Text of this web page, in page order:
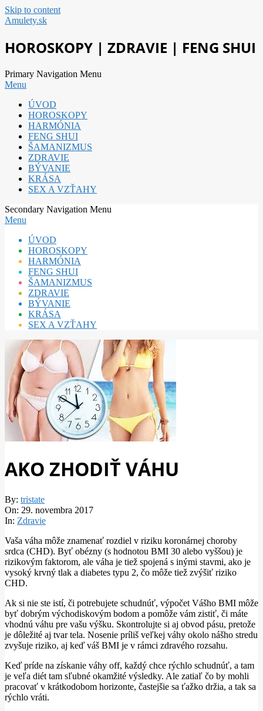
Skip to content
Amulety.sk
HOROSKOPY | ZDRAVIE | FENG SHUI
Primary Navigation Menu
Menu
ÚVOD
HOROSKOPY
HARMÓNIA
FENG SHUI
ŠAMANIZMUS
ZDRAVIE
BÝVANIE
KRÁSA
SEX A VZŤAHY
Secondary Navigation Menu
Menu
ÚVOD
HOROSKOPY
HARMÓNIA
FENG SHUI
ŠAMANIZMUS
ZDRAVIE
BÝVANIE
KRÁSA
SEX A VZŤAHY
AKO ZHODIŤ VÁHU
By: tristate
On: 29. novembra 2017
In: Zdravie
Vaša váha môže znamenať rozdiel v riziku koronárnej choroby
srdca (CHD). Byť obézny (s hodnotou BMI 30 alebo vyššou) je
rizikovým faktorom, ale váha je tiež spojená s inými stavmi, ako je
vysoký krvný tlak a diabetes typu 2, čo môže tiež zvýšiť riziko
CHD.
Ak si nie ste istí, či potrebujete schudnúť, výpočet Vášho BMI môže
byť dobrým východiskovým bodom a pomôže vám zistiť, či máte
vhodnú váhu pre vašu výšku. Skontrolujte si aj obvod pásu, pretože
je dôležité aj tvar tela. Nosenie príliš veľkej váhy okolo nášho stredu
zvyšuje riziko, aj keď váš BMI je v rámci zdravého rozsahu.
Keď príde na získanie váhy off, každý chce rýchlo schudnúť, a tam
je veľa diét tam sľubné okamžité výsledky. Ale zatiaľ čo by mohli
pracovať v krátkodobom horizonte, častejšie sa ťažko držia, a tak sa
rýchlo vráti.